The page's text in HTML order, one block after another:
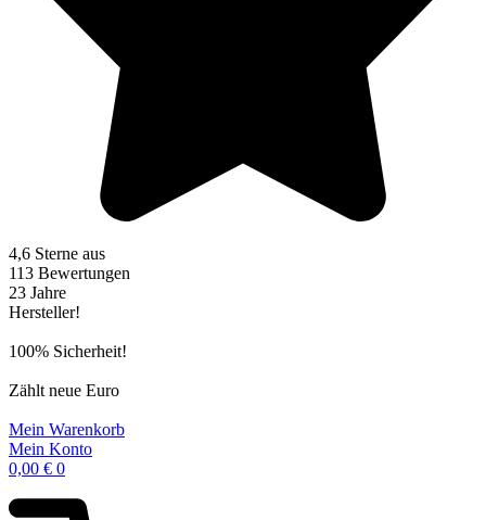
4,6 Sterne aus
113 Bewertungen
23 Jahre
Hersteller!
100% Sicherheit!
Zählt neue Euro
Mein Warenkorb
Mein Konto
0,00 € 0